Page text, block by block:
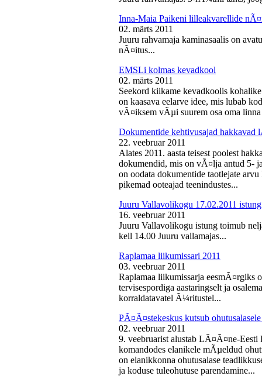
Inna-Maia Paikeni lilleakvarellide
02. märts 2011
Juuru rahvamaja kaminasaalis on
nÃ¤itus...
EMSLi kolmas kevadkool
02. märts 2011
Seekord kiikame kevadkoolis
on kaasava eelarve idee, mis lubab
vÃ¤iksem vÃµi suurem osa oma
Dokumentide kehtivusajad hakkavad
22. veebruar 2011
Alates 2011. aasta teisest poolest
dokumendid, mis on vÃ¤lja antud 5-
on oodata dokumentide taotlejate
pikemad ooteajad teenindustes...
Juuru Vallavolikogu 17.02.2011 istung
16. veebruar 2011
Juuru Vallavolikogu istung toimub
kell 14.00 Juuru vallamajas...
Raplamaa liikumissari 2011
03. veebruar 2011
Raplamaa liikumissarja eesmÃ¤rgiks
tervisespordiga aastaringselt ja
korraldatavatel Ã¼ritustel...
PÃ¤Ã¤stekeskus kutsub
02. veebruar 2011
9. veebruarist alustab LÃ¤Ã¤ne-
komandodes elanikele mÃµeldud
on elanikkonna ohutusalase
ja koduse tuleohutuse parendamine...